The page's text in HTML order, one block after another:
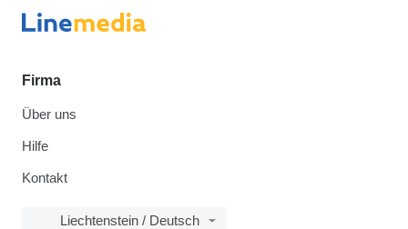
Firma
Über uns
Hilfe
Kontakt
Liechtenstein / Deutsch